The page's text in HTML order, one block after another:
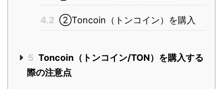
4.2 ②Toncoin（トンコイン）を購入
5 Toncoin（トンコイン/TON）を購入する
際の注意点